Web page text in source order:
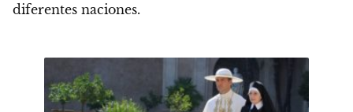
diferentes naciones.